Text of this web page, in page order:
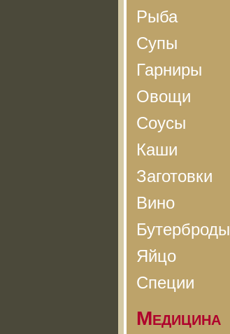
Рыба
Супы
Гарниры
Овощи
Соусы
Каши
Заготовки
Вино
Бутерброды
Яйцо
Специи
Медицина